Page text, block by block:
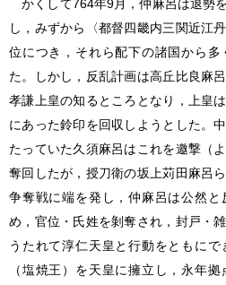
かくして764年9月，仲麻呂は退勢
し，みずから〈都督四畿内三関近江
位につき，それら配下の諸国から
た。しかし，反乱計画は高丘比良麻
孝謙上皇の知るところとなり，上皇
にあった鈴印を回収しようとした。
たっていた久須麻呂はこれを邀撃（
奪回したが，授刀衛の坂上苅田麻呂
争奪戦に端を発し，仲麻呂は公然
め，官位・氏姓を剝奪され，封戸・
うたれて淳仁天皇と行動をともに
（塩焼王）を天皇に擁立し，永年